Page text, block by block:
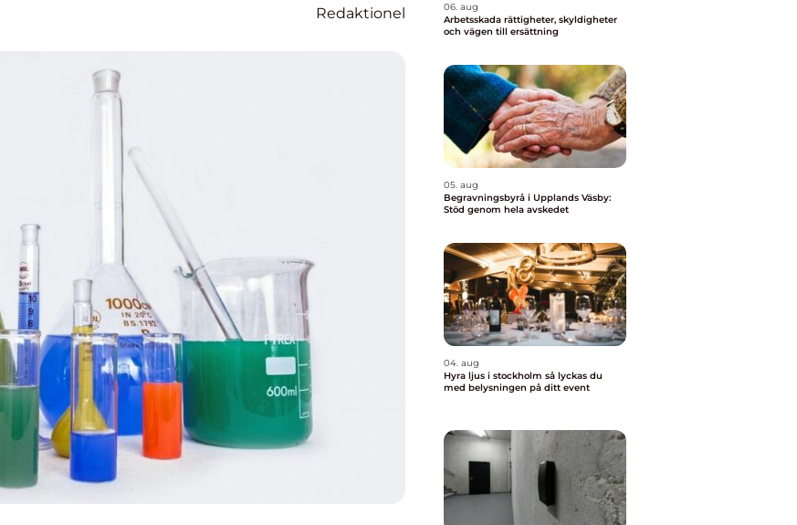
Redaktionel
06. aug
Arbetsskada rättigheter, skyldigheter
och vägen till ersättning
05. aug
Begravningsbyrå i Upplands Väsby:
Stöd genom hela avskedet
04. aug
Hyra ljus i stockholm så lyckas du
med belysningen på ditt event